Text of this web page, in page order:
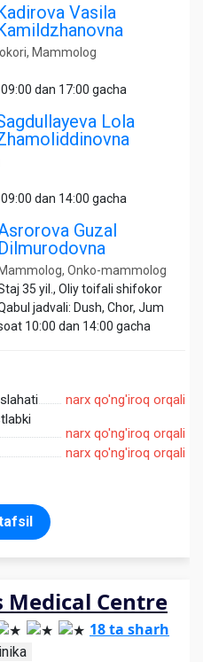
Vasila
Mammolog
dan 17:00 gacha
Lola
dan 14:00 gacha
Guzal
Dilmurodovna
Mammolog, Onko-mammolog
35 yil., Oliy toifali shifokor
jadvali: Dush, Chor, Jum
10:00 dan 14:00 gacha
narx qo'ng'iroq orqali
narx qo'ng'iroq orqali
narx qo'ng'iroq orqali
Medical Centre
18 ta sharh